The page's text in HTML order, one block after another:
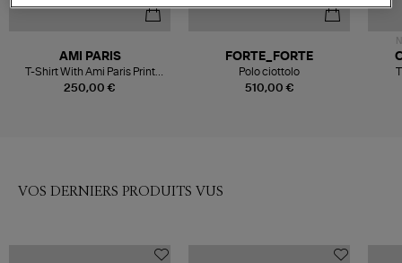
250,00 €
AMI PARIS
T-Shirt With Ami Paris Print
Blanc Creme
510,00 €
FORTE_FORTE
Polo ciottolo
VOS DERNIERS PRODUITS VUS